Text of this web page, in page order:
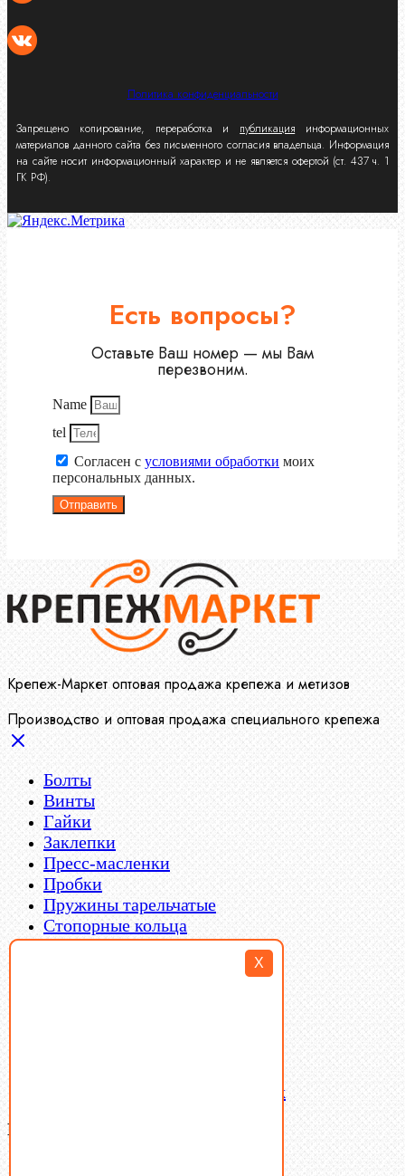
X
Политика конфиденциальности
Запрещено копирование, переработка и публикация информационных
материалов данного сайта без письменного согласия владельца. Информация
на сайте носит информационный характер и не является офертой (ст. 437 ч. 1
ГК РФ).
Есть вопросы?
Оставьте Ваш номер — мы Вам
перезвоним.
Name
tel
Согласен с условиями обработки моих
персональных данных.
Отправить
Крепеж-Маркет оптовая продажа крепежа и метизов
Производство и оптовая продажа специального крепежа
Болты
Винты
Гайки
Заклепки
Пресс-масленки
Пробки
Пружины тарельчатые
Стопорные кольца
Такелаж
Латунный и бронзовый крепеж
Ваша корзина